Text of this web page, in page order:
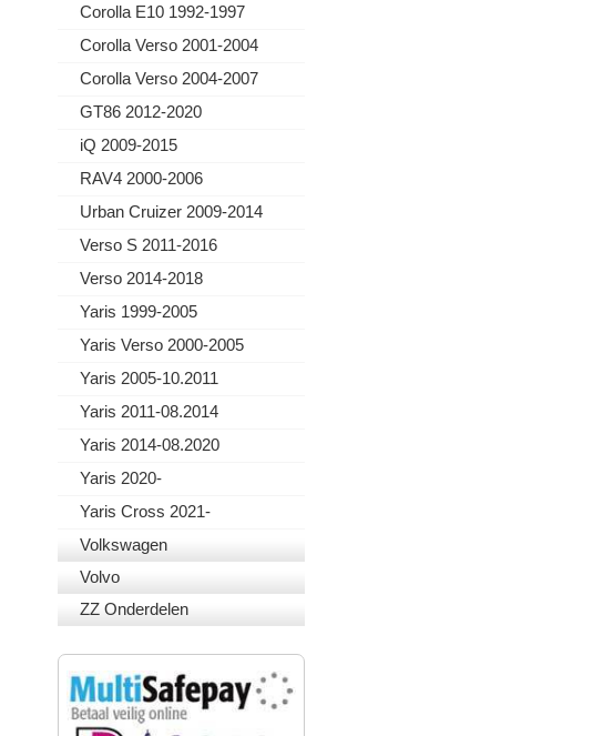
Corolla E10 1992-1997
Corolla Verso 2001-2004
Corolla Verso 2004-2007
GT86 2012-2020
iQ 2009-2015
RAV4 2000-2006
Urban Cruizer 2009-2014
Verso S 2011-2016
Verso 2014-2018
Yaris 1999-2005
Yaris Verso 2000-2005
Yaris 2005-10.2011
Yaris 2011-08.2014
Yaris 2014-08.2020
Yaris 2020-
Yaris Cross 2021-
Volkswagen
Volvo
ZZ Onderdelen